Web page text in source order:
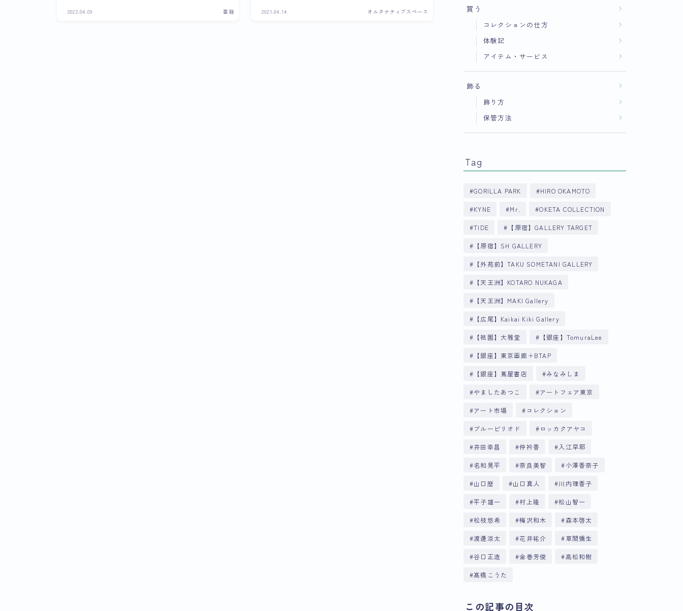
2022.04.09 書籍 2021.04.14 オルタナティブスペース 買う
コレクションの仕方
体験記
アイテム・サービス
飾る
飾り方
保管方法
Tag
GORILLA PARK HIRO OKAMOTO
KYNE Mr. OKETA COLLECTION
TIDE 【原宿】GALLERY TARGET
【原宿】SH GALLERY
【外苑前】TAKU SOMETANI GALLERY
【天王洲】KOTARO NUKAGA
【天王洲】MAKI Gallery
【広尾】Kaikai Kiki Gallery
【祇園】大雅堂 【銀座】TomuraLee
【銀座】東京画廊＋BTAP
【銀座】蔦屋書店 みなみしま
やましたあつこ アートフェア東京
アート市場 コレクション
ブルーピリオド ロッカクアヤコ
井田幸昌 仲衿香 入江早耶
名和晃平 奈良美智 小澤香奈子
山口歴 山口真人 川内理香子
平子雄一 村上隆 松山智一
松枝悠希 梅沢和木 森本啓太
渡邊涼太 花井祐介 草間彌生
谷口正造 金巻芳俊 高松和樹
髙橋こうた
この記事の目次